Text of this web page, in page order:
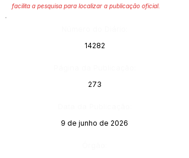
facilita a pesquisa para localizar a publicação oficial.
14282
273
9 de junho de 2026